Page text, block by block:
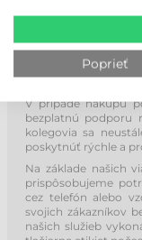
HELP-
V prípade nákupu
bezplatnú podporu
kolegovia sa
poskytnúť rýchle a
Na základe našich
prispôsobujeme
cez telefón alebo
svojich zákazníkov
našich služieb
Poprieť